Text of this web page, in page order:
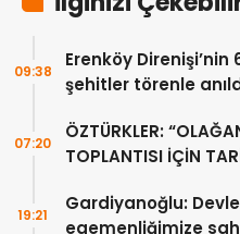
Erenköy Direnişi’nin
şehitler törenle
09:38
ÖZTÜRKLER:
TOPLANTISI İÇİN
07:20
Gardiyanoğlu:
egemenliğimize
19:21